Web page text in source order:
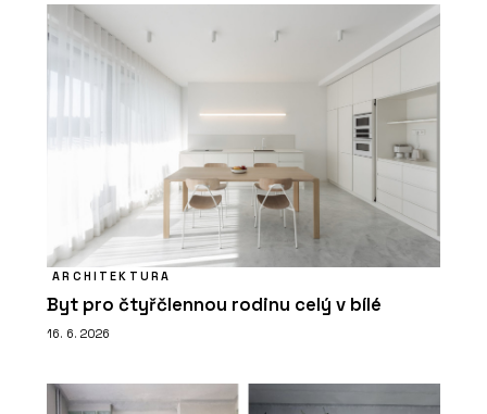
ARCHITEKTURA
Byt pro čtyřčlennou rodinu celý v bílé
16. 6. 2026